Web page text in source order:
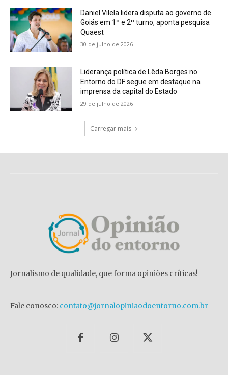
Daniel Vilela lidera disputa ao governo de
Goiás em 1º e 2º turno, aponta pesquisa
Quaest
30 de julho de 2026
Liderança política de Lêda Borges no
Entorno do DF segue em destaque na
imprensa da capital do Estado
29 de julho de 2026
Carregar mais
Jornalismo de qualidade, que forma opiniões críticas!
Fale conosco: contato@jornalopiniaodoentorno.com.br